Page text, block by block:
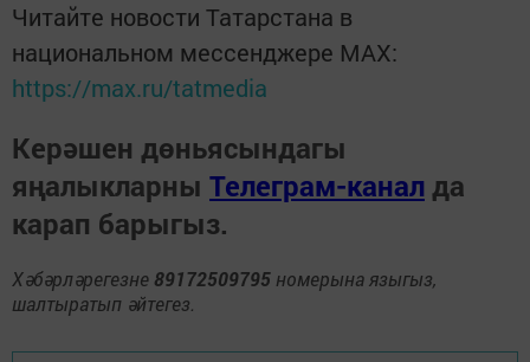
Читайте новости Татарстана в
национальном мессенджере MАХ:
https://max.ru/tatmedia
Керәшен дөньясындагы
яңалыкларны Телеграм-канал да
карап барыгыз.
Хәбәрләрегезне 89172509795 номерына языгыз,
шалтыратып әйтегез.